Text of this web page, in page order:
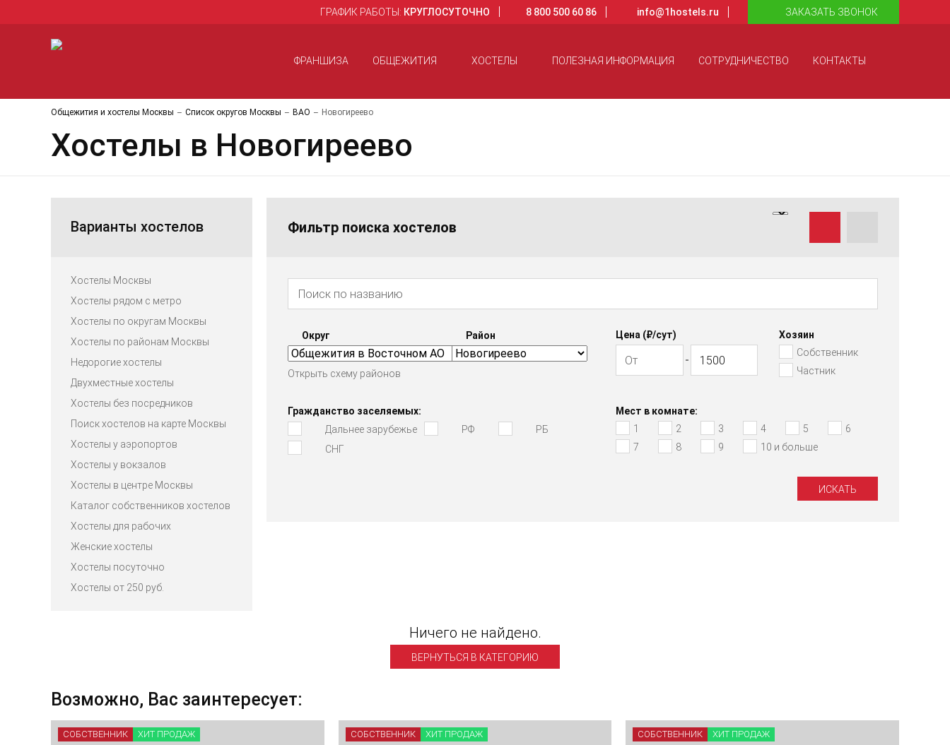
ГРАФИК РАБОТЫ: КРУГЛОСУТОЧНО 8 800 500 60 86 info@1hostels.ru ЗАКАЗАТЬ ЗВОНОК
ФРАНШИЗА ОБЩЕЖИТИЯ ХОСТЕЛЫ ПОЛЕЗНАЯ ИНФОРМАЦИЯ СОТРУДНИЧЕСТВО КОНТАКТЫ
Общежития и хостелы Москвы Список округов Москвы ВАО Новогиреево
Хостелы в Новогиреево
Варианты хостелов
Хостелы Москвы
Хостелы рядом с метро
Хостелы по округам Москвы
Хостелы по районам Москвы
Недорогие хостелы
Двухместные хостелы
Хостелы без посредников
Поиск хостелов на карте Москвы
Хостелы у аэропортов
Хостелы у вокзалов
Хостелы в центре Москвы
Каталог собственников хостелов
Хостелы для рабочих
Женские хостелы
Хостелы посуточно
Хостелы от 250 руб.
Фильтр поиска хостелов
Округ
Открыть схему районов
Район Цена (₽/cут)
Хозяин
Собственник
Частник
Гражданство заселяемых:
Дальнее зарубежье
РФ
РБ
СНГ
Мест в комнате:
1
2 3 4 5
6
7
8 9 10 и больше
Ничего не найдено.
ВЕРНУТЬСЯ В КАТЕГОРИЮ
Возможно, Вас заинтересует:
СОБСТВЕННИК ХИТ ПРОДАЖ СОБСТВЕННИК ХИТ ПРОДАЖ СОБСТВЕННИК ХИТ ПРОДАЖ